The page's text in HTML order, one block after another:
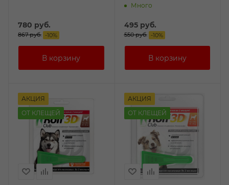
780 руб.
867руб. -10%
Много
495руб.
550руб. -10%
АКЦИЯ
ОТ КЛЕЩЕЙ
АКЦИЯ
ОТ КЛЕЩЕЙ